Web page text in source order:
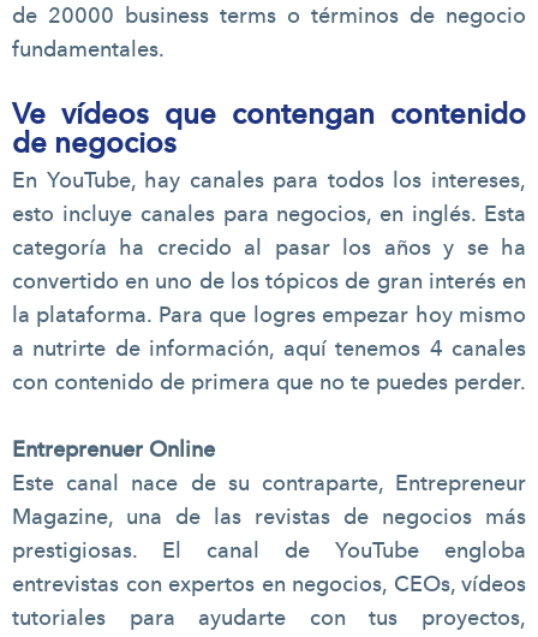
de 20000 business terms o términos de negocio
fundamentales.
Ve vídeos que contengan contenido
de negocios
En YouTube, hay canales para todos los intereses,
esto incluye canales para negocios, en inglés. Esta
categoría ha crecido al pasar los años y se ha
convertido en uno de los tópicos de gran interés en
la plataforma. Para que logres empezar hoy mismo
a nutrirte de información, aquí tenemos 4 canales
con contenido de primera que no te puedes perder.
Entreprenuer Online
Este canal nace de su contraparte, Entrepreneur
Magazine, una de las revistas de negocios más
prestigiosas. El canal de YouTube engloba
entrevistas con expertos en negocios, CEOs, vídeos
tutoriales para ayudarte con tus proyectos,